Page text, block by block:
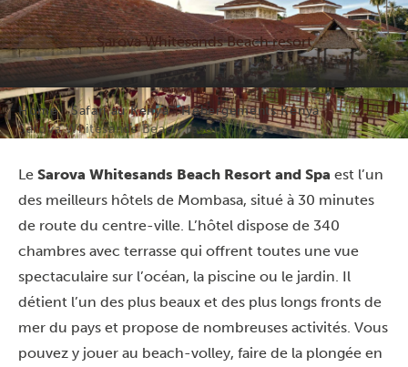
Sarova Whitesands Beach resort
Home Safari au Kenya
Hébergements Kenya
Sarova Whitesands Beach resort
Le Sarova Whitesands Beach Resort and Spa est l’un
des meilleurs hôtels de Mombasa, situé à 30 minutes
de route du centre-ville. L’hôtel dispose de 340
chambres avec terrasse qui offrent toutes une vue
spectaculaire sur l’océan, la piscine ou le jardin. Il
détient l’un des plus beaux et des plus longs fronts de
mer du pays et propose de nombreuses activités. Vous
pouvez y jouer au beach-volley, faire de la plongée en